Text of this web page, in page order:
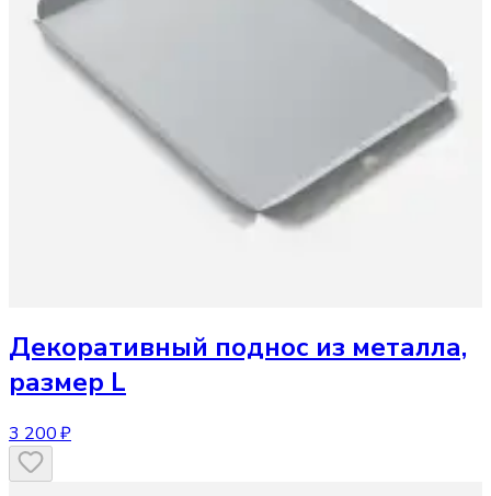
Декоративный поднос из металла,
размер L
3 200 ₽